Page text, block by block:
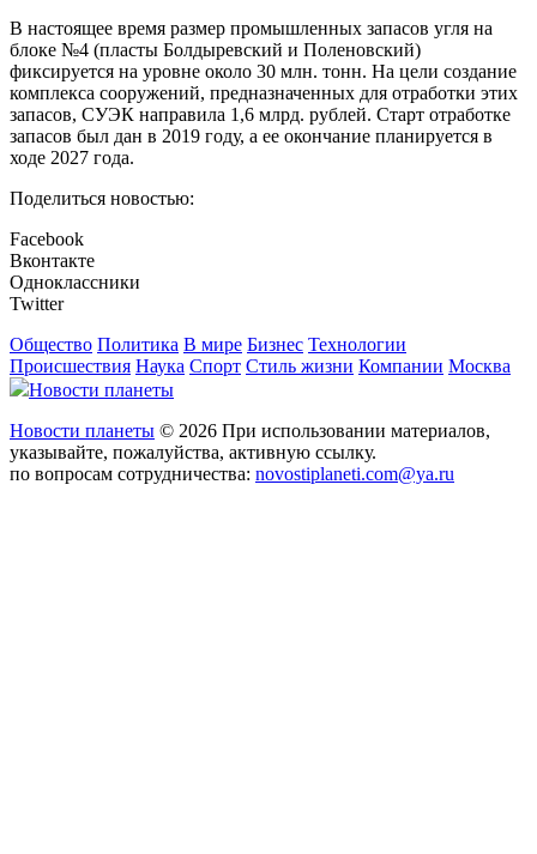
В настоящее время размер промышленных запасов угля на
блоке №4 (пласты Болдыревский и Поленовский)
фиксируется на уровне около 30 млн. тонн. На цели создание
комплекса сооружений, предназначенных для отработки этих
запасов, СУЭК направила 1,6 млрд. рублей. Старт отработке
запасов был дан в 2019 году, а ее окончание планируется в
ходе 2027 года.
Поделиться новостью:
Facebook
Вконтакте
Одноклассники
Twitter
Общество Политика В мире Бизнес Технологии
Происшествия Наука Спорт Стиль жизни Компании Москва
Новости планеты
Новости планеты © 2026 При использовании материалов,
указывайте, пожалуйства, активную ссылку.
по вопросам сотрудничества: novostiplaneti.com@ya.ru